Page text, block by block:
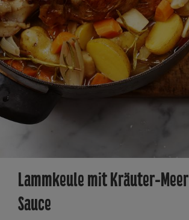
Lammkeule mit Kräuter-
Sauce